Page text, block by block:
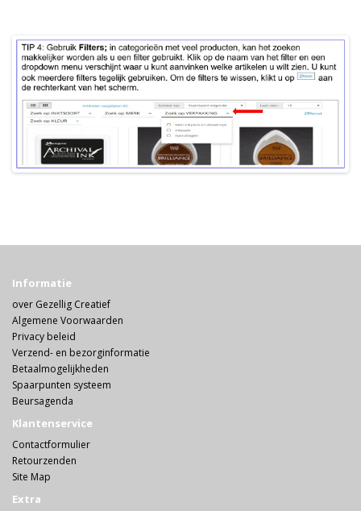
Informatie
over Gezellig Creatief
Algemene Voorwaarden
Privacy beleid
Verzend- en bezorginformatie
Betaalmogelijkheden
Spaarpunten systeem
Beursagenda
Klantenservice
Contactformulier
Retourzenden
Site Map
Extra